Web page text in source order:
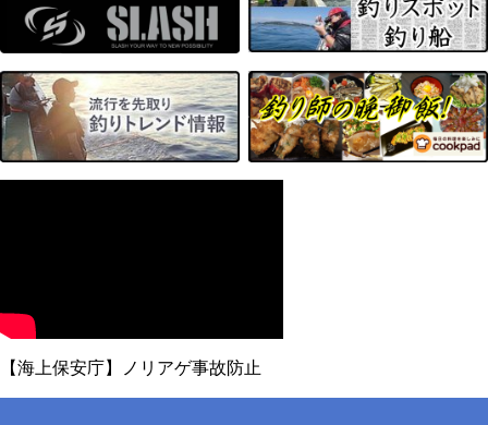
【海上保安庁】ノリアゲ事故防止